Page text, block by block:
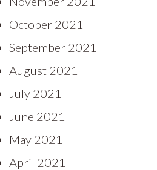
October 2021
September 2021
August 2021
July 2021
June 2021
May 2021
April 2021